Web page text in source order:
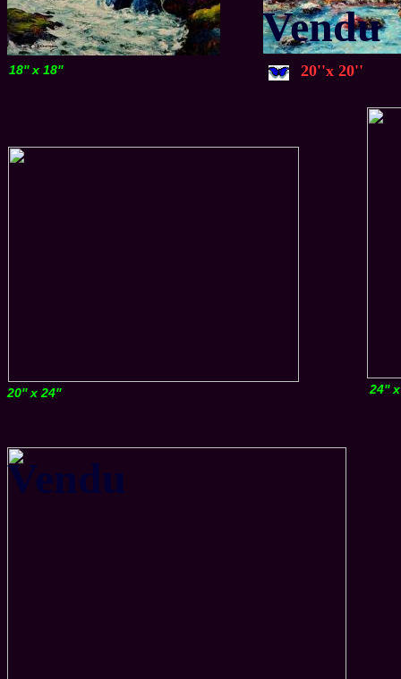
18'' x 18''
Vendu
20''x 20''
20'' x 24'' 24''
Vendu